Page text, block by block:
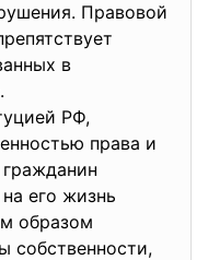
Правовой
в
РФ,
права и
его жизнь
образом